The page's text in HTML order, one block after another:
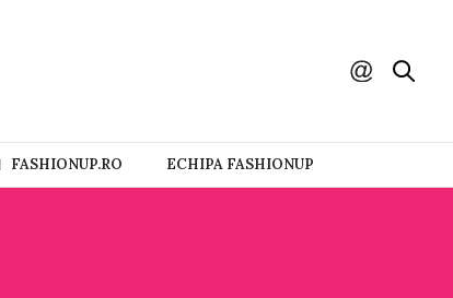
FASHIONUP.RO ECHIPA FASHIONUP